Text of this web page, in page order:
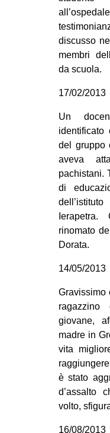
discusso
membri
da scuola.
17/02/2013
Un
identificato
del gruppo
aveva
pachistani.
di
rinomato
Dorata.
14/05/2013
Gravissimo
giovane,
madre in
vita
è stato
d’assalto
volto,
16/08/2013